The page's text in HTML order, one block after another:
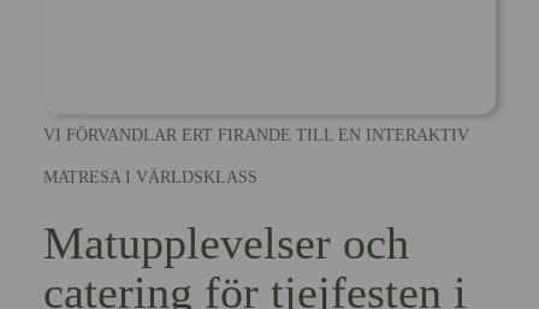
VI FÖRVANDLAR ERT FIRANDE TILL EN INTERAKTIV
MATRESA I VÄRLDSKLASS
Matupplevelser och
catering för tjejfesten i